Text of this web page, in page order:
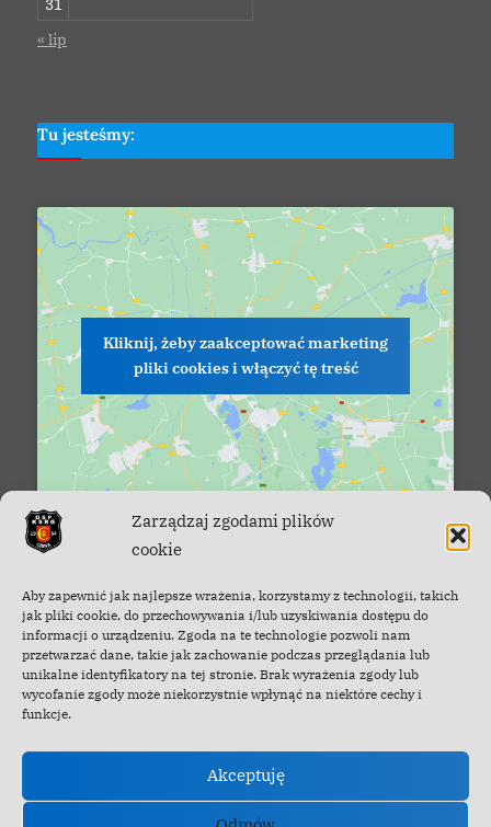
Zarządzaj zgodami plików
cookie
Aby zapewnić jak najlepsze wrażenia, korzystamy z technologii, takich
jak pliki cookie, do przechowywania i/lub uzyskiwania dostępu do
informacji o urządzeniu. Zgoda na te technologie pozwoli nam
przetwarzać dane, takie jak zachowanie podczas przeglądania lub
unikalne identyfikatory na tej stronie. Brak wyrażenia zgody lub
wycofanie zgody może niekorzystnie wpłynąć na niektóre cechy i
funkcje.
Akceptuję
« lip
Tu jesteśmy:
Kliknij, żeby zaakceptować marketing
pliki cookies i włączyć tę treść
Facebook - OSP Cisna